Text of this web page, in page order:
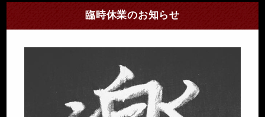
臨時休業のお知らせ